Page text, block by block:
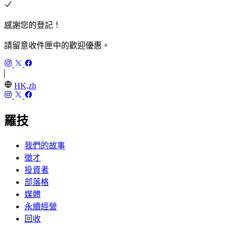
感謝您的登記！
請留意收件匣中的歡迎優惠。
HK,zh
羅技
我們的故事
徵才
投資者
部落格
媒體
永續經營
回收